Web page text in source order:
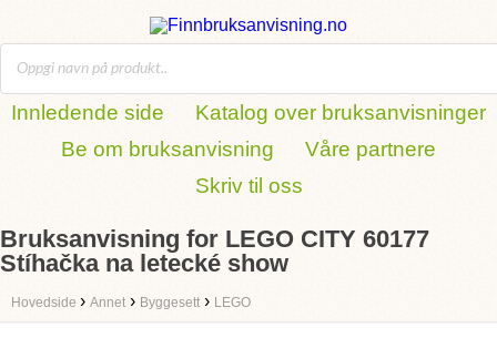
Innledende side
Katalog over bruksanvisninger
Be om bruksanvisning
Våre partnere
Skriv til oss
Bruksanvisning for LEGO CITY 60177
Stíhačka na letecké show
Hovedside › Annet › Byggesett › LEGO